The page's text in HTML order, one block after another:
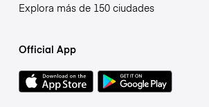
Explora más de 150 ciudades
Official App